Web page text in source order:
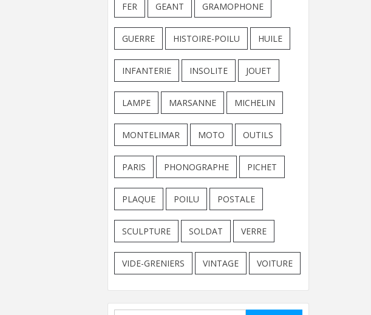
FER GEANT GRAMOPHONE
GUERRE HISTOIRE-POILU HUILE
INFANTERIE INSOLITE JOUET
LAMPE MARSANNE MICHELIN
MONTELIMAR MOTO OUTILS
PARIS PHONOGRAPHE PICHET
PLAQUE POILU POSTALE
SCULPTURE SOLDAT VERRE
VIDE-GRENIERS VINTAGE VOITURE